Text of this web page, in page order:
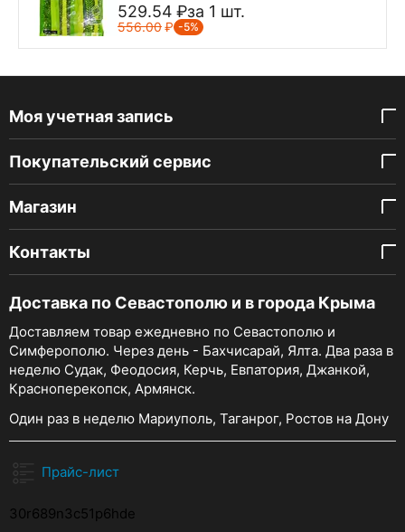
529.54 ₽за 1 шт.
556.00₽ -5%
Моя учетная запись
Покупательский сервис
Магазин
Контакты
Доставка по Севастополю и в города Крыма
Доставляем товар ежедневно по Севастополю и
Симферополю. Через день - Бахчисарай, Ялта. Два раза в
неделю Судак, Феодосия, Керчь, Евпатория, Джанкой,
Красноперекопск, Армянск.
Один раз в неделю Мариуполь, Таганрог, Ростов на Дону
Прайс-лист
30r689n3c51p6hde